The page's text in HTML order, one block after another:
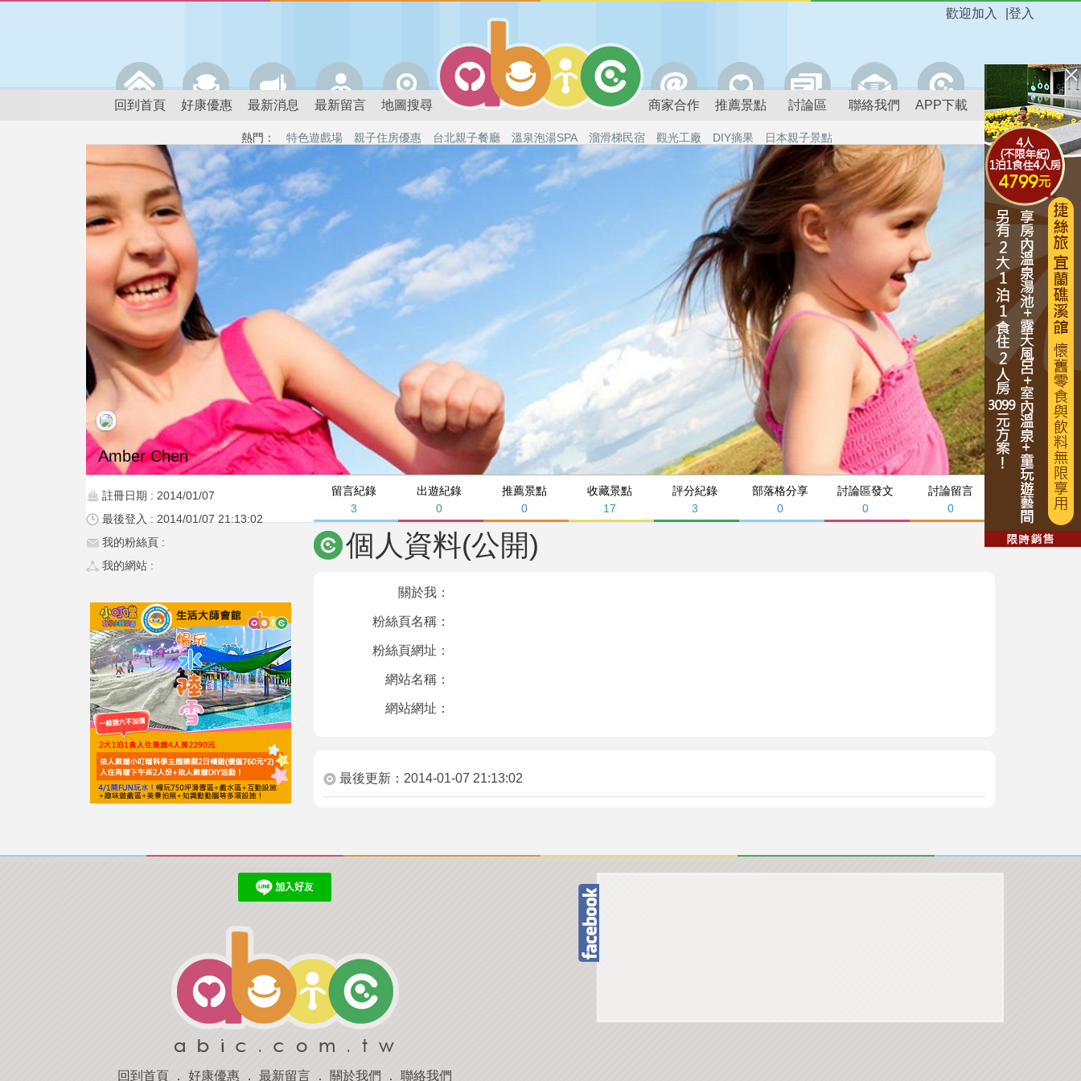
登入
歡迎加入
回到首頁 好康優惠 最新消息 最新留言 地圖搜尋 商家合作 推薦景點 討論區 聯絡我們 APP下載
熱門： 特色遊戲場 親子住房優惠 台北親子餐廳 溫泉泡湯SPA 溜滑梯民宿 觀光工廠 DIY摘果 日本親子景點
留言紀錄
3
出遊紀錄
0
推薦景點
0
收藏景點
17
評分紀錄
3
部落格分享
0
討論區發文
0
討論留言
0
Amber Chen
註冊日期 : 2014/01/07
最後登入 : 2014/01/07 21:13:02
我的粉絲頁 :
我的網站 :
個人資料(公開)
關於我：
粉絲頁名稱：
粉絲頁網址：
網站名稱：
網站網址：
最後更新： 2014-01-07 21:13:02
回到首頁 ． 好康優惠 ． 最新留言 ． 關於我們 ． 聯絡我們